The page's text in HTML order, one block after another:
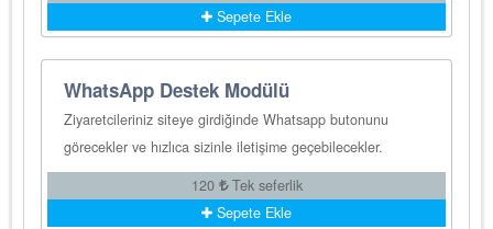
Sepete Ekle
WhatsApp Destek Modülü
Ziyaretcileriniz siteye girdiğinde Whatsapp butonunu
görecekler ve hızlıca sizinle iletişime geçebilecekler.
120
Tek seferlik
Sepete Ekle